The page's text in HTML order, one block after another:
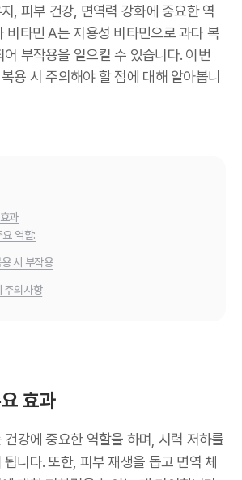
, 피부 건강, 면역력 강화에 중요한 역
비타민 A는 지용성 비타민으로 과다 복
부작용을 일으킬 수 있습니다. 이번
용 시 주의해야 할 점에 대해 알아봅니
과
역할:
시 부작용
주의사항
효과
강에 중요한 역할을 하며, 시력 저하를
니다. 또한, 피부 재생을 돕고 면역 체